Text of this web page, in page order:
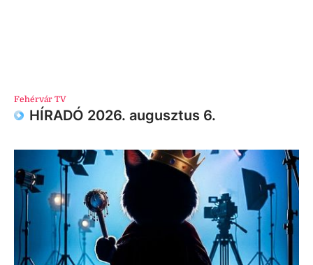
Fehérvár TV
HÍRADÓ 2026. augusztus 6.